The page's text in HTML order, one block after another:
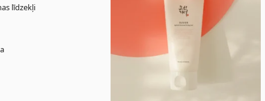
līdzekļi